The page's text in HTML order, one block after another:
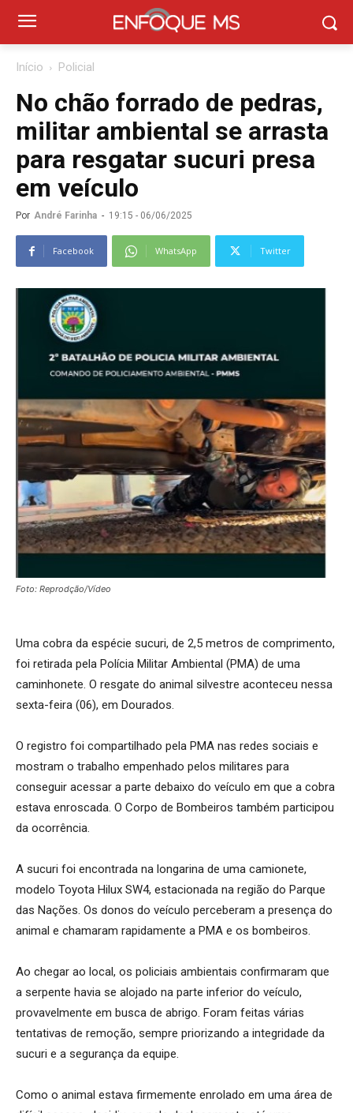
Início Policial
No chão forrado de pedras,
militar ambiental se arrasta
para resgatar sucuri presa
em veículo
Por André Farinha - 19:15 - 06/06/2025
Facebook WhatsApp Twitter
Foto: Reprodção/Vídeo
Uma cobra da espécie sucuri, de 2,5 metros de comprimento,
foi retirada pela Polícia Militar Ambiental (PMA) de uma
caminhonete. O resgate do animal silvestre aconteceu nessa
sexta-feira (06), em Dourados.
O registro foi compartilhado pela PMA nas redes sociais e
mostram o trabalho empenhado pelos militares para
conseguir acessar a parte debaixo do veículo em que a cobra
estava enroscada. O Corpo de Bombeiros também participou
da ocorrência.
A sucuri foi encontrada na longarina de uma camionete,
modelo Toyota Hilux SW4, estacionada na região do Parque
das Nações. Os donos do veículo perceberam a presença do
animal e chamaram rapidamente a PMA e os bombeiros.
Ao chegar ao local, os policiais ambientais confirmaram que
a serpente havia se alojado na parte inferior do veículo,
provavelmente em busca de abrigo. Foram feitas várias
tentativas de remoção, sempre priorizando a integridade da
sucuri e a segurança da equipe.
Como o animal estava firmemente enrolado em uma área de